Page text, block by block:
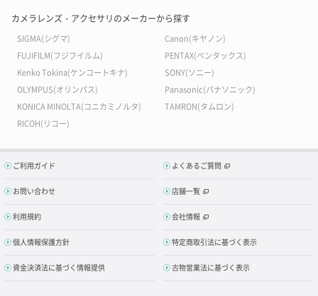
カメラレンズ・アクセサリのメーカーから探す
SIGMA(シグマ)
Canon(キヤノン)
FUJIFILM(フジフイルム)
PENTAX(ペンタックス)
Kenko Tokina(ケンコートキナ)
SONY(ソニー)
OLYMPUS(オリンパス)
Panasonic(パナソニック)
KONICA MINOLTA(コニカミノルタ)
TAMRON(タムロン)
RICOH(リコー)
ご利用ガイド よくあるご質問
お問い合わせ 店舗一覧
利用規約 会社情報
個人情報保護方針 特定商取引法に基づく表示
資金決済法に基づく情報提供 古物営業法に基づく表示